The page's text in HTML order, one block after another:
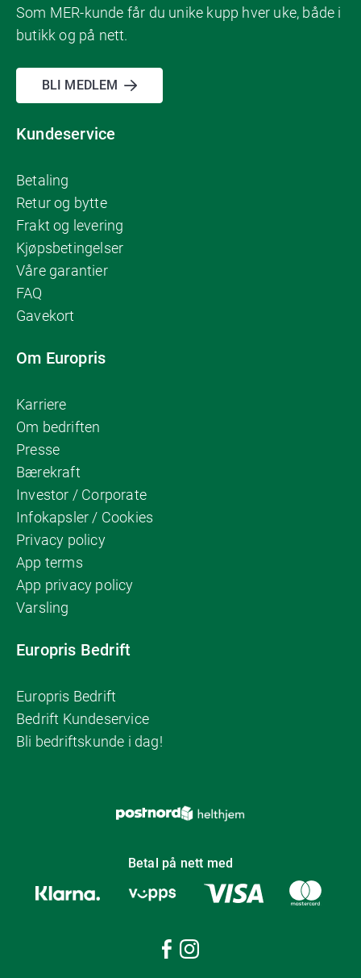
Som MER-kunde får du unike kupp hver uke, både i
butikk og på nett.
BLI MEDLEM
Kundeservice
Betaling
Retur og bytte
Frakt og levering
Kjøpsbetingelser
Våre garantier
FAQ
Gavekort
Om Europris
Karriere
Om bedriften
Presse
Bærekraft
Investor / Corporate
Infokapsler / Cookies
Privacy policy
App terms
App privacy policy
Varsling
Europris Bedrift
Europris Bedrift
Bedrift Kundeservice
Bli bedriftskunde i dag!
Betal på nett med